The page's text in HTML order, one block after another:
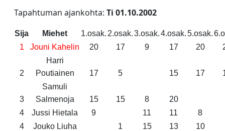
Tapahtuman ajankohta: Ti 01.10.2002­
Sija Miehet 1.osak. 2.osak.3.osak.4.osak.5.osak.
1
Jouni Kahelin 20 17 9 17 20
2
Harri
Poutiainen
17 5 15 17
3
Samuli
Salmenoja
15 15 8
20
4
Jussi Hietala 9 11 11
8
4
Jouko Liuha 1 15 13
10